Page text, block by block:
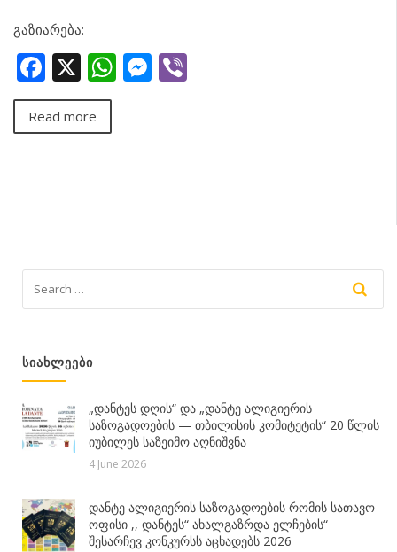
გაზიარება:
Facebook
X WhatsApp
Messenger
Read more
ᲡᲘᲐᲮᲚᲔᲔᲑᲘ
„დანტეს დღის“ და „დანტე ალიგიერის
საზოგადოების — თბილისის კომიტეტის“ 20 წლის
იუბილეს საზეიმო აღნიშვნა
4 June 2026
დანტე ალიგიერის საზოგადოების რომის სათავო
ოფისი ,, დანტეს“ ახალგაზრდა ელჩების“
შესარჩევ კონკურსს აცხადებს 2026